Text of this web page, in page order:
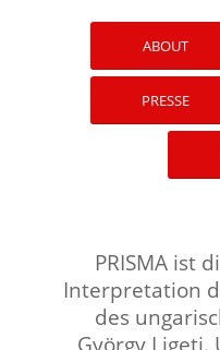
ABOUT
PRESSE
PRISMA ist
Interpretation
des
György Ligeti.